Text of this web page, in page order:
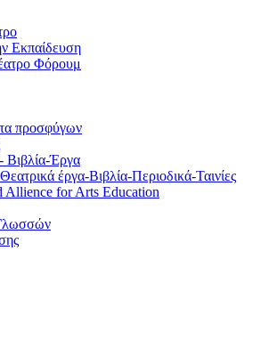
Εκπαίδευση
Φόρουμ
προσφύγων
Βιβλία-Έργα
έργα-Βιβλία-Περιοδικά-Ταινίες
Allience for Arts Education